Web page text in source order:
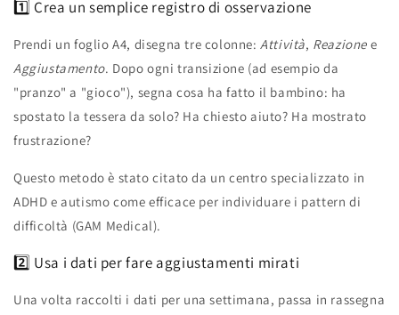
1️⃣ Crea un semplice registro di osservazione
Prendi un foglio A4, disegna tre colonne:Attività, Reazione e
Aggiustamento. Dopo ogni transizione (ad esempio da
"pranzo" a "gioco"), segna cosa ha fatto il bambino: ha
spostato la tessera da solo? Ha chiesto aiuto? Ha mostrato
frustrazione?
Questo metodo è stato citato da un centro specializzato in
ADHD e autismo come efficace per individuare i pattern di
difficoltà (GAM Medical).
2️⃣ Usa i dati per fare aggiustamenti mirati
Una volta raccolti i dati per una settimana, passa in rassegna